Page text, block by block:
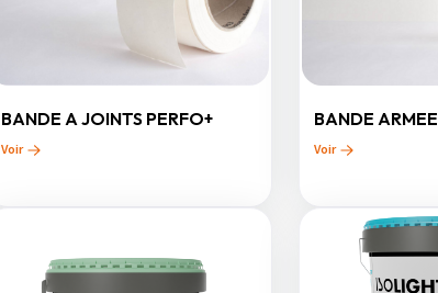
BANDE A JOINTS PERFO+
Voir
BANDE ARMEE
Voir